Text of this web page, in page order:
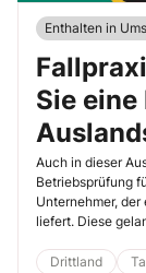
Enthalten in
Sie
Auch in dieser
Betriebsprüfung
Unternehmer,
liefert. Diese
so ausfällt.
Drittland